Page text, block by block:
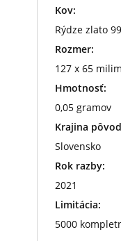
Kov:
Rýdze zlato
Rozmer:
127 x 65
Hmotnosť:
0,05 gramov
Krajina
Slovensko
Rok razby:
2021
Limitácia:
5000